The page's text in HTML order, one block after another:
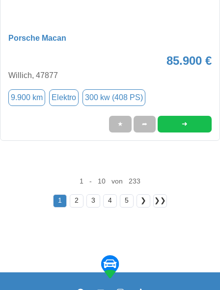
Porsche Macan
85.900 €
Willich, 47877
9.900 km Elektro 300 kw (408 PS)
★ ➦ ➜
1 - 10 von 233
1 2 3 4 5 ❯ ❯❯